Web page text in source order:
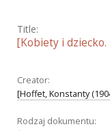
Title:
[Kobiety i dziecko.
Creator:
[Hoffet, Konstanty
Rodzaj dokumentu: